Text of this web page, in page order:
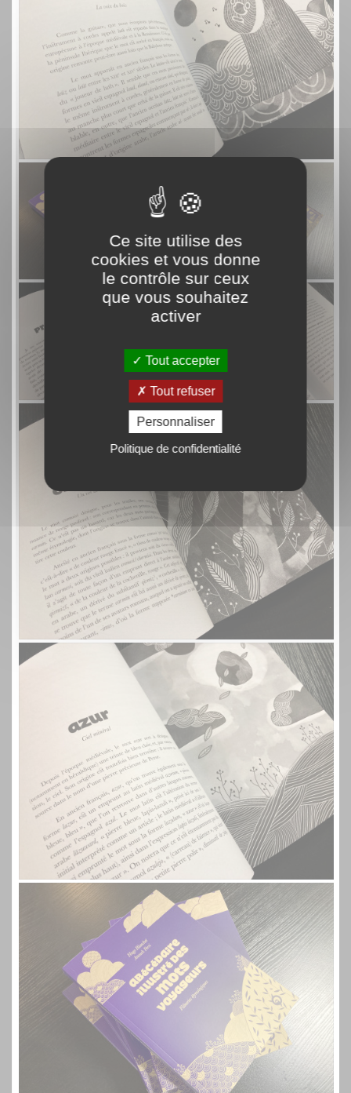
Ce site utilise des
cookies et vous donne
le contrôle sur ceux
que vous souhaitez
activer
Tout accepter
Tout refuser
Personnaliser
Politique de confidentialité